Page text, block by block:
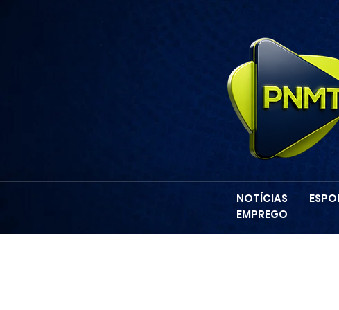
NOTÍCIAS |
EMPREGO